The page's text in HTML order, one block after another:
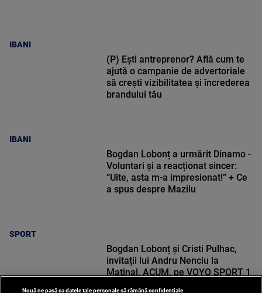
IBANI
IBANI
(P) Ești antreprenor? Află cum te
ajută o campanie de advertoriale
să crești vizibilitatea și încrederea
brandului tău
SPORT
Bogdan Lobonț a urmărit Dinamo -
Voluntari și a reacționat sincer:
”Uite, asta m-a impresionat!” + Ce
a spus despre Mazilu
Bogdan Lobonț și Cristi Pulhac,
invitații lui Andru Nenciu la
Matinal, ACUM, pe VOYO SPORT 1
Nouă ne pasă ca datele tale personale să rămână confidențiale